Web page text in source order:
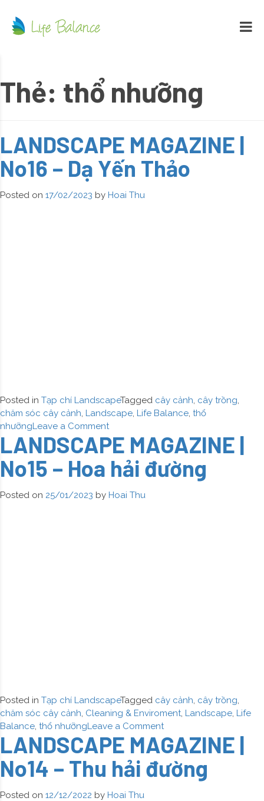
Thẻ: thổ nhưỡng
LANDSCAPE MAGAZINE |
No16 – Dạ Yến Thảo
Posted on 17/02/2023 by Hoai Thu
Posted in Tạp chí LandscapeTagged cây cảnh, cây trồng,
chăm sóc cây cảnh, Landscape, Life Balance, thổ
nhưỡngLeave a Commenton
LANDSCAPE
MAGAZINE
No16
–
LANDSCAPE MAGAZINE |
No15 – Hoa hải đường
Posted on 25/01/2023 by Hoai Thu
Posted in Tạp chí LandscapeTagged cây cảnh, cây trồng,
chăm sóc cây cảnh, Cleaning & Enviroment, Landscape, Life
Balance, thổ nhưỡngLeave a Commenton
LANDSCAPE
MAGAZINE
No15
LANDSCAPE MAGAZINE |
No14 – Thu hải đường
Posted on 12/12/2022 by Hoai Thu